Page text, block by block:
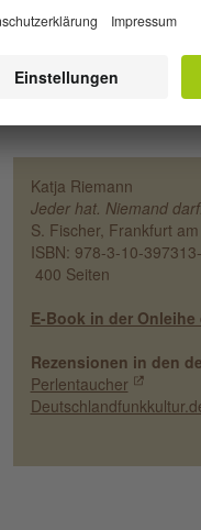
Bescheidener.
Katja Riemann
Jeder hat. Niemand darf.
S. Fischer, Frankfurt
ISBN: 978-3-10-
400 Seiten
E-Book in der
Rezensionen in den
Perlentaucher